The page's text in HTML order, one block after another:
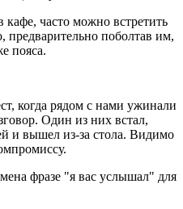
кафе, часто можно встретить
поболтав им,
пояса.
когда рядом с нами ужинали
Один из них встал,
и вышел из-за стола. Видимо
фразе "я вас услышал" для